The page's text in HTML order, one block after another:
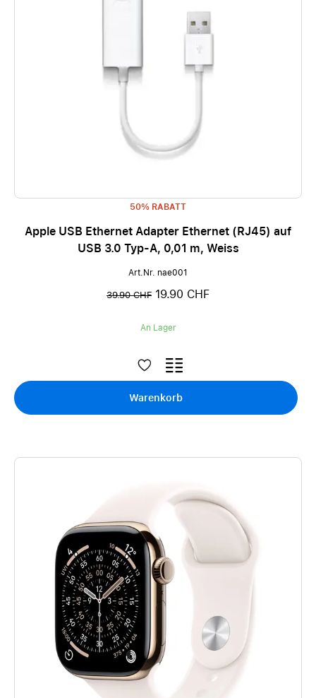
50% RABATT
Apple USB Ethernet Adapter Ethernet (RJ45) auf
USB 3.0 Typ-A, 0,01 m, Weiss
Art.Nr. nae001
39.90 CHF 19.90 CHF
An Lager
Warenkorb